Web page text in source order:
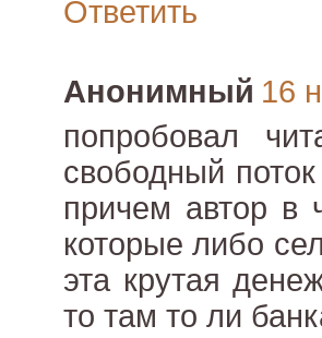
Ответить
Анонимный 16
попробовал
свободный
причем автор в
которые либо
эта крутая
то там то ли